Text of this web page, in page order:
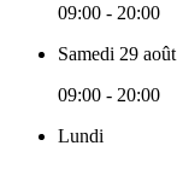
09:00 - 20:00
Samedi 29 août
09:00 - 20:00
Lundi